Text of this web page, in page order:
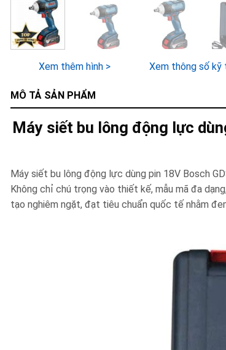
Xem thêm hình > Xem thông số kỹ
MÔ TẢ SẢN PHẨM
Máy siết bu lông động lực
Máy siết bu lông động lực dùng pin 18V Bosch
Không chỉ chú trọng vào thiết kế, mẫu mã đa
tạo nghiêm ngặt, đạt tiêu chuẩn quốc tế nhằm